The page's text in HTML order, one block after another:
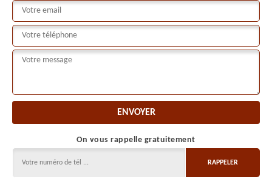
On vous rappelle gratuitement